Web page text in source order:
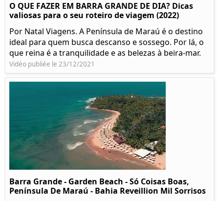
O QUE FAZER EM BARRA GRANDE DE DIA? Dicas
valiosas para o seu roteiro de viagem (2022)
Por Natal Viagens. A Península de Maraú é o destino
ideal para quem busca descanso e sossego. Por lá, o
que reina é a tranquilidade e as belezas à beira-mar.
Vidéo publiée le 23/12/2021
Barra Grande - Garden Beach - Só Coisas Boas,
Península De Maraú - Bahia Reveillion Mil Sorrisos